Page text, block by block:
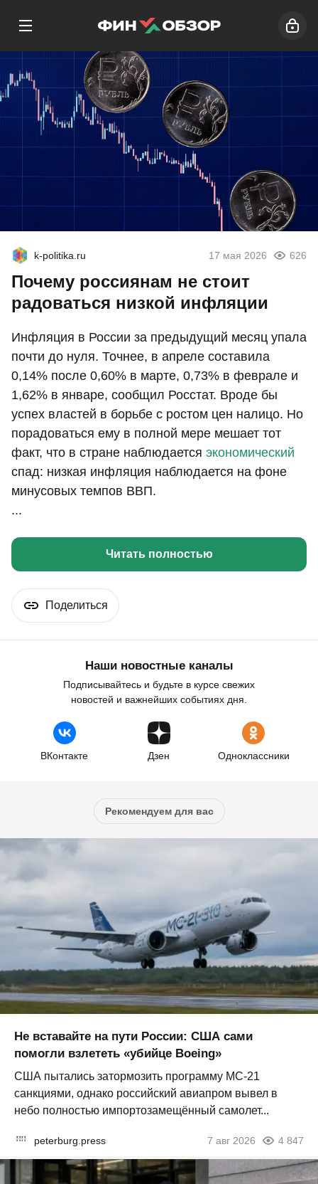
k-politika.ru 17 мая 2026 626
Почему россиянам не стоит
радоваться низкой инфляции
Инфляция в России за предыдущий месяц упала
почти до нуля. Точнее, в апреле составила
0,14% после 0,60% в марте, 0,73% в феврале и
1,62% в январе, сообщил Росстат. Вроде бы
успех властей в борьбе с ростом цен налицо. Но
порадоваться ему в полной мере мешает тот
факт, что в стране наблюдается экономический
спад: низкая инфляция наблюдается на фоне
минусовых темпов ВВП.
...
Читать полностью
Поделиться
Наши новостные каналы
Подписывайтесь и будьте в курсе свежих
новостей и важнейших событиях дня.
ВКонтакте Дзен Одноклассники
Рекомендуем для вас
Не вставайте на пути России: США сами
помогли взлететь «убийце Boeing»
США пытались затормозить программу МС-21
санкциями, однако российский авиапром вывел в
небо полностью импортозамещённый самолет...
peterburg.press 7 авг 2026 4 847